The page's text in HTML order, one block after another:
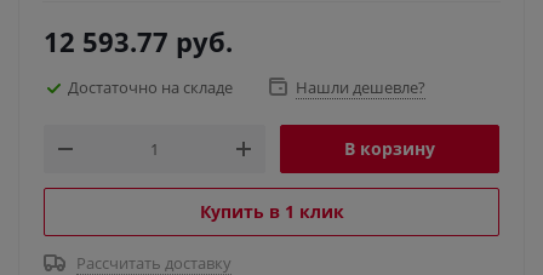
12 593.77 руб.
Достаточно на складе Нашли дешевле?
В корзину
Купить в 1 клик
Рассчитать доставку